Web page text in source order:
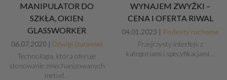
MANIPULATOR DO
SZKŁA, OKIEN
GLASSWORKER
06.07.2020 | Dźwigi (żurawie)
Technologia, która oferuje
stosowanie zmechanizowanych
metod…
WYNAJEM ZWYŻKI –
CENA I OFERTA RIWAL
04.01.2023 | Podesty ruchome
Przejrzysty interfejs z
kategoriami i specyfikacjami…